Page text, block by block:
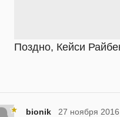
Поздно, Кейси
bionik 27 ноября